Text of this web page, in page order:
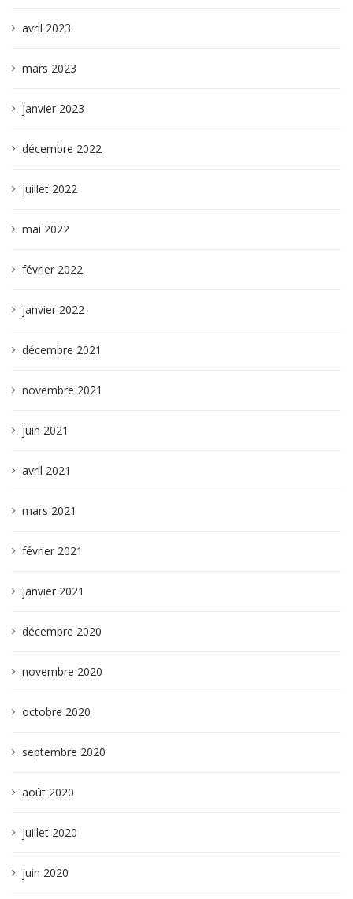
avril 2023
mars 2023
janvier 2023
décembre 2022
juillet 2022
mai 2022
février 2022
janvier 2022
décembre 2021
novembre 2021
juin 2021
avril 2021
mars 2021
février 2021
janvier 2021
décembre 2020
novembre 2020
octobre 2020
septembre 2020
août 2020
juillet 2020
juin 2020